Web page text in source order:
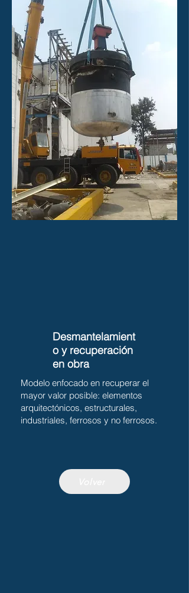
Naves, plantas, fábricas, estructuras
y equipos industriales. Desde el
desmontaje de un área específica
hasta el retiro total de instalaciones.
Desmantelamient
o y recuperación
en obra
Modelo enfocado en recuperar el
mayor valor posible: elementos
arquitectónicos, estructurales,
industriales, ferrosos y no ferrosos.